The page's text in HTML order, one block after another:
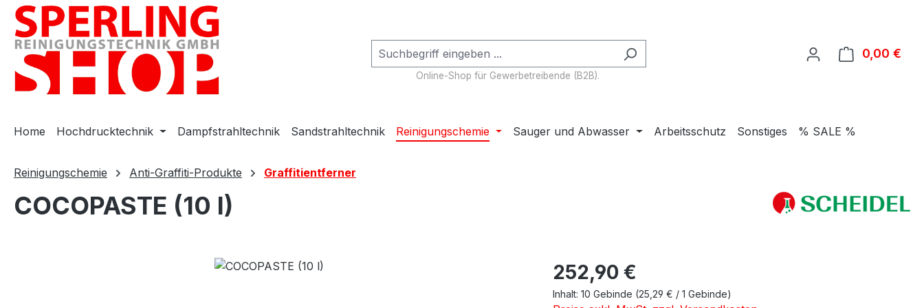
Hauptinhalt springen
Zur Suche springen
Zur Hauptnavigation springen
Online-Shop für Gewerbetreibende (B2B).
0,00 €
Home Hochdrucktechnik Dampfstrahltechnik Sandstrahltechnik Reinigungschemie Sauger und Abwasser Arbeitsschutz Sonstiges % SALE %
Reinigungschemie Anti-Graffiti-Produkte Graffitientferner
COCOPASTE (10 l)
Regulärer Preis:
252,90 €
Inhalt: 10 Gebinde (25,29 € / 1 Gebinde)